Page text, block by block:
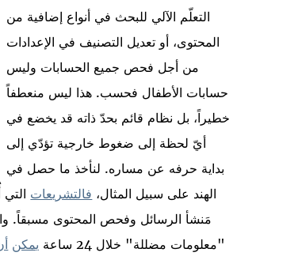
التعلّم الآلي للبحث في أنواع إضافية من
المحتوى، أو تعديل التصنيف في الإعدادات
من أجل فحص جميع الحسابات وليس
حسابات الأطفال فحسب. هذا ليس منعطفاً
خطيراً، بل نظام قائم بحدّ ذاته قد يخضع في
أيّ لحظة إلى ضغوط خارجية تؤدّي إلى
بداية حرفه عن مساره. لنأخذ ما حصل في
الهند على سبيل المثال، فالتشريعات
مَنشأ الرسائل وفحص المحتوى مسبقاً.
"معلومات مضللة" خلال 24 ساعة
يمكن